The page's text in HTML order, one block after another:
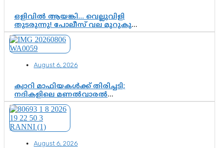
ഒളിവിൽ ആയങ്കി… വെല്ലുവിളി
തുടരുന്നു! പോലീസ് വല മുറുകുന്നു;
പിടികൂടാൻ SIT രംഗത്ത്. ഇനി ചോദ്യം
ആയങ്കി എവിടെ എന്നത് മാത്രം അല്ല
—ആയങ്കി കസ്റ്റഡിയിലായാൽ
വിവരങ്ങൾ?”
August 6, 2026
ക്വാറി മാഫിയകൾക്ക് തിരിച്ചടി;
നദികളിലെ മണൽവാരൽ
പുനരാരംഭിക്കാൻ വി.ഡി. സർക്കാർ
തീരുമാനം
August 6, 2026